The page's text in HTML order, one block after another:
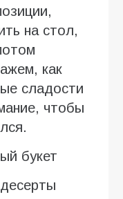
на стол,
как
сладости
чтобы
букет